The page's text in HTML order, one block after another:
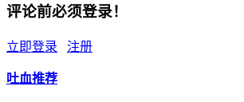
评论前必须登录！
立即登录 注册
吐血推荐